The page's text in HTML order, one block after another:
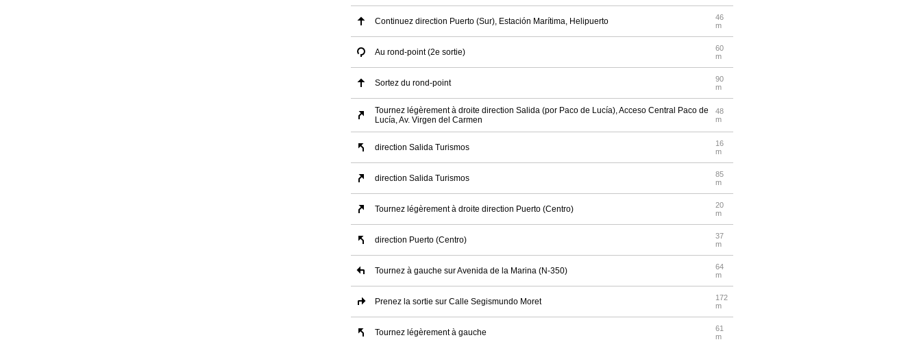
Continuez direction Puerto (Sur), Estación Marítima, Helipuerto
46
m
Au rond-point (2e sortie)
60
m
Sortez du rond-point
90
m
Tournez légèrement à droite direction Salida (por Paco de Lucía), Acceso Central Paco de
Lucía, Av. Virgen del Carmen
48
m
direction Salida Turismos
16
m
direction Salida Turismos
85
m
Tournez légèrement à droite direction Puerto (Centro)
20
m
direction Puerto (Centro)
37
m
Tournez à gauche sur Avenida de la Marina (N-350)
64
m
Prenez la sortie sur Calle Segismundo Moret
172
m
Tournez légèrement à gauche
61
m